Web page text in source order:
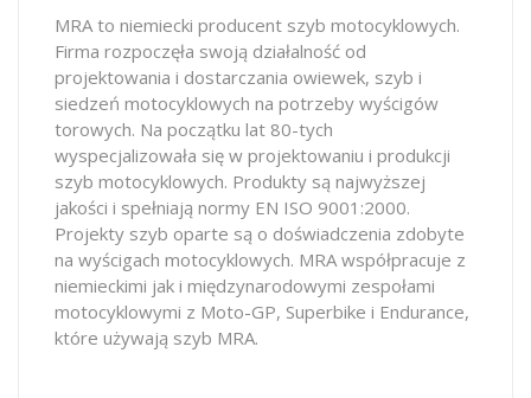
MRA to niemiecki producent szyb motocyklowych.
Firma rozpoczęła swoją działalność od
projektowania i dostarczania owiewek, szyb i
siedzeń motocyklowych na potrzeby wyścigów
torowych. Na początku lat 80-tych
wyspecjalizowała się w projektowaniu i produkcji
szyb motocyklowych. Produkty są najwyższej
jakości i spełniają normy EN ISO 9001:2000.
Projekty szyb oparte są o doświadczenia zdobyte
na wyścigach motocyklowych. MRA współpracuje z
niemieckimi jak i międzynarodowymi zespołami
motocyklowymi z Moto-GP, Superbike i Endurance,
które używają szyb MRA.